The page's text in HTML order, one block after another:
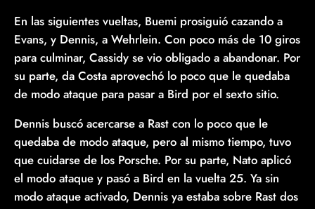
En las siguientes vueltas, Buemi prosiguió cazando a
Evans, y Dennis, a Wehrlein. Con poco más de 10 giros
para culminar, Cassidy se vio obligado a abandonar. Por
su parte, da Costa aprovechó lo poco que le quedaba
de modo ataque para pasar a Bird por el sexto sitio.
Dennis buscó acercarse a Rast con lo poco que le
quedaba de modo ataque, pero al mismo tiempo, tuvo
que cuidarse de los Porsche. Por su parte, Nato aplicó
el modo ataque y pasó a Bird en la vuelta 25. Ya sin
modo ataque activado, Dennis ya estaba sobre Rast dos